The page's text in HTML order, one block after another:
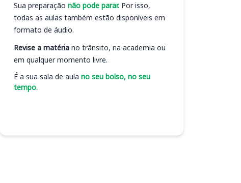
Sua preparação não pode parar. Por isso,
todas as aulas também estão disponíveis em
formato de áudio.
Revise a matéria no trânsito, na academia ou
em qualquer momento livre.
É a sua sala de aula no seu bolso, no seu
tempo.